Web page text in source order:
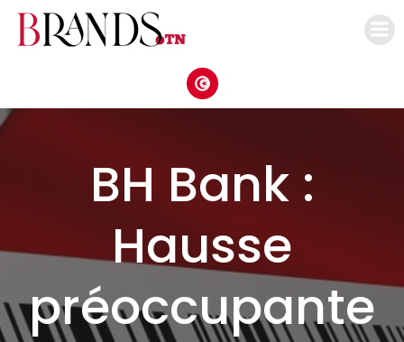
BH Bank :
Hausse
préoccupante